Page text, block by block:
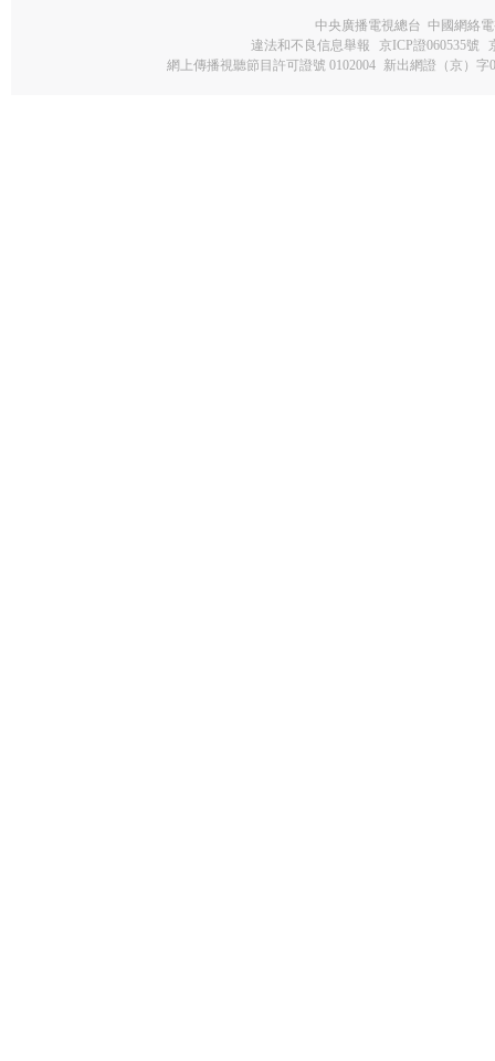
中央廣播電視總台 中國網絡
違法和不良信息舉報
京ICP證060535號
網上傳播視聽節目許可證號 0102004 新出網證（京）